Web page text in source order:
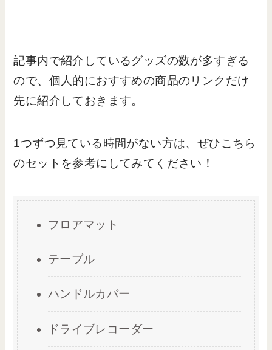
記事内で紹介しているグッズの数が多すぎる
ので、個人的におすすめの商品のリンクだけ
先に紹介しておきます。
1つずつ見ている時間がない方は、ぜひこちら
のセットを参考にしてみてください！
フロアマット
テーブル
ハンドルカバー
ドライブレコーダー